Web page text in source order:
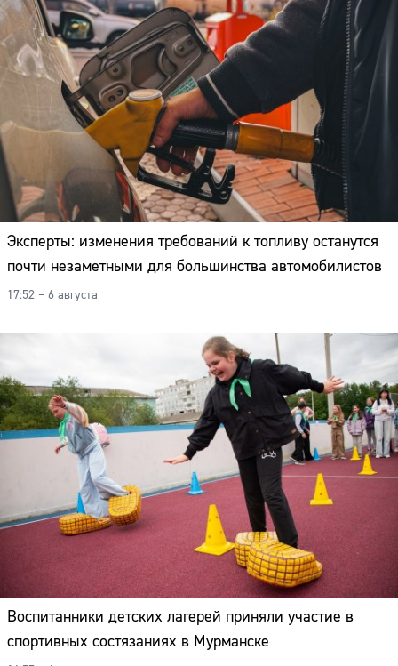
Эксперты: изменения требований к топливу останутся
почти незаметными для большинства автомобилистов
17:52 – 6 августа
Воспитанники детских лагерей приняли участие в
спортивных состязаниях в Мурманске